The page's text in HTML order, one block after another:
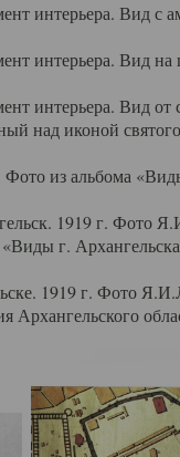
интерьера. Вид с
интерьера. Вид на
интерьера. Вид от
над иконой
из альбома
1919 г. Фото
г.
1919 г. Фото